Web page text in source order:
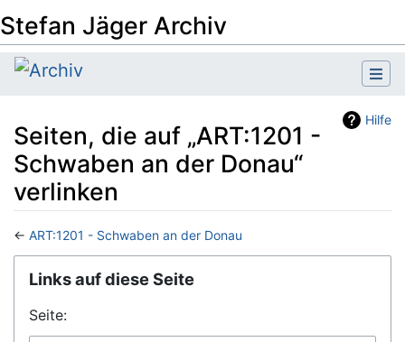
Stefan Jäger Archiv
Hilfe
Seiten, die auf „ART:1201 -
Schwaben an der Donau“
verlinken
← ART:1201 - Schwaben an der Donau
Wechseln zu:Navigation,Suche
Links auf diese Seite
Seite: